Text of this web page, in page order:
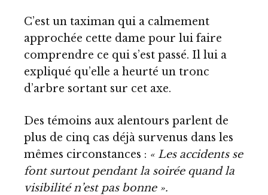
C’est un taximan qui a calmement
approchée cette dame pour lui faire
comprendre ce qui s’est passé. Il lui a
expliqué qu’elle a heurté un tronc
d’arbre sortant sur cet axe.
Des témoins aux alentours parlent de
plus de cinq cas déjà survenus dans les
mêmes circonstances : « Les accidents se
font surtout pendant la soirée quand la
visibilité n’est pas bonne ».